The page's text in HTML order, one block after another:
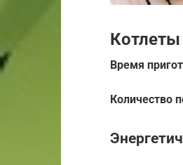
Котлеты
Время
Количество